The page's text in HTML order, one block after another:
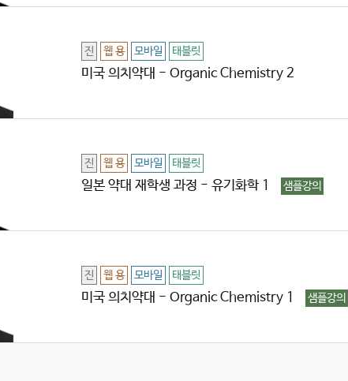
진 웹 용 모바일 태블릿
미국 의치약대 - Organic Chemistry 2
진 웹 용 모바일 태블릿
일본 약대 재학생 과정 - 유기화학 1 샘플강의
진 웹 용 모바일 태블릿
미국 의치약대 - Organic Chemistry 1 샘플강의